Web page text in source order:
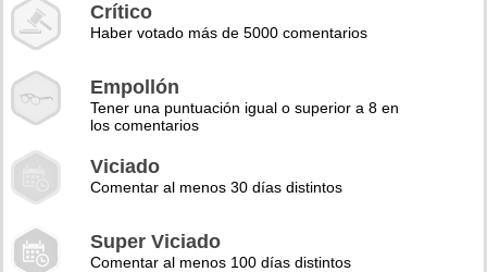
Crítico
Haber votado más de 5000 comentarios
Empollón
Tener una puntuación igual o superior a 8 en
los comentarios
Viciado
Comentar al menos 30 días distintos
Super Viciado
Comentar al menos 100 días distintos